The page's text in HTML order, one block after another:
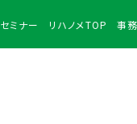
セミナー リハノメTOP 事